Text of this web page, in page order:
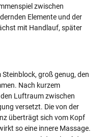
zwischen
Elemente und der
mit Handlauf, später
groß genug, den
Nach kurzem
Luftraum zwischen
versetzt. Die von der
überträgt sich vom Kopf
so eine innere Massage.